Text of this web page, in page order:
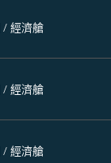
/ 經濟艙
/ 經濟艙
/ 經濟艙